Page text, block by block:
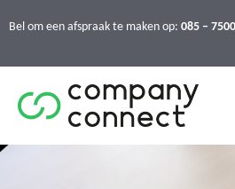
Bel om een afspraak te maken op: 085 –